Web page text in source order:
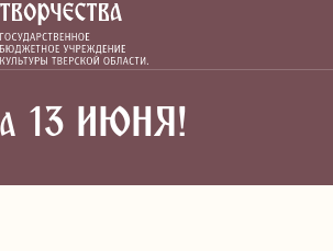
13 ИЮНЯ!